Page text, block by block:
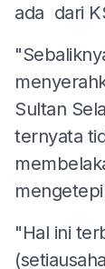
ada dari
Sultan
ternyata
"Hal ini